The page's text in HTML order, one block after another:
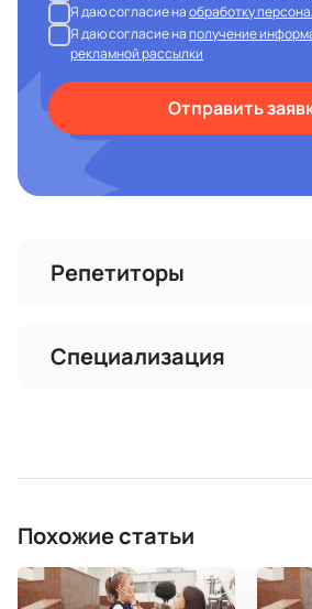
Я даю согласие наобработку
Я даю согласие наполучение
рекламной рассылки
Отправить
Репетиторы
Специализация
Похожие статьи